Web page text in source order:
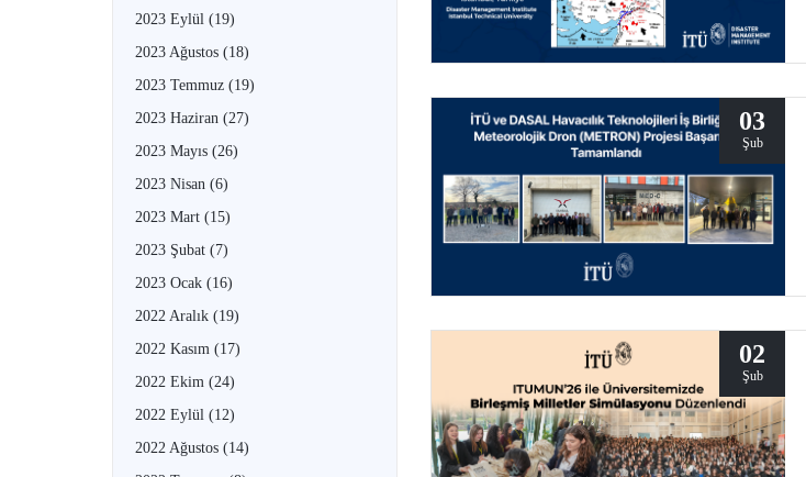
2023 Eylül (19)
2023 Ağustos (18)
2023 Temmuz (19)
2023 Haziran (27)
2023 Mayıs (26)
2023 Nisan (6)
2023 Mart (15)
2023 Şubat (7)
2023 Ocak (16)
2022 Aralık (19)
2022 Kasım (17)
2022 Ekim (24)
2022 Eylül (12)
2022 Ağustos (14)
03
Şub
02
Şub